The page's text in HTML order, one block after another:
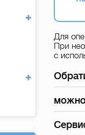
Для
При
с